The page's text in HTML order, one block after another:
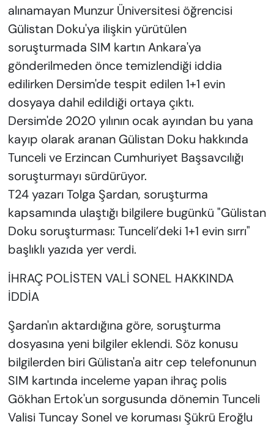
alınamayan Munzur Üniversitesi öğrencisi
Gülistan Doku'ya ilişkin yürütülen
soruşturmada SIM kartın Ankara'ya
gönderilmeden önce temizlendiği iddia
edilirken Dersim'de tespit edilen 1+1 evin
dosyaya dahil edildiği ortaya çıktı.
Dersim'de 2020 yılının ocak ayından bu yana
kayıp olarak aranan Gülistan Doku hakkında
Tunceli ve Erzincan Cumhuriyet Başsavcılığı
soruşturmayı sürdürüyor.
T24 yazarı Tolga Şardan, soruşturma
kapsamında ulaştığı bilgilere bugünkü "Gülistan
Doku soruşturması: Tunceli’deki 1+1 evin sırrı"
başlıklı yazıda yer verdi.
İHRAÇ POLİSTEN VALİ SONEL HAKKINDA
İDDİA
Şardan'ın aktardığına göre, soruşturma
dosyasına yeni bilgiler eklendi. Söz konusu
bilgilerden biri Gülistan'a aitr cep telefonunun
SIM kartında inceleme yapan ihraç polis
Gökhan Ertok'un sorgusunda dönemin Tunceli
Valisi Tuncay Sonel ve koruması Şükrü Eroğlu